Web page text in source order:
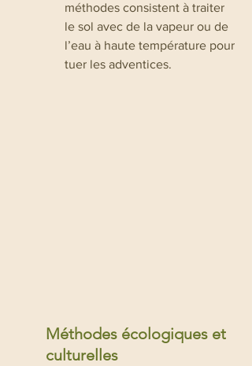
méthodes consistent à traiter
le sol avec de la vapeur ou de
l’eau à haute température pour
tuer les adventices.
Méthodes écologiques et
culturelles